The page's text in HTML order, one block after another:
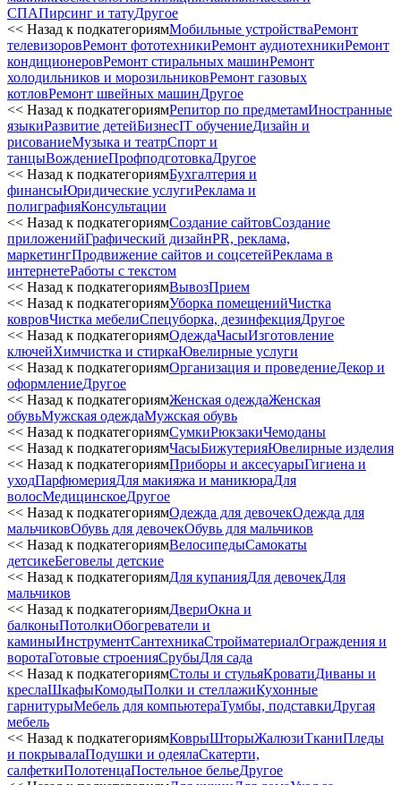
СПАПирсинг и татуДругое
<< Назад к подкатегориямМобильные устройстваРемонт
телевизоровРемонт фототехникиРемонт аудиотехникиРемонт
кондиционеровРемонт стиральных машинРемонт
холодильников и морозильниковРемонт газовых
котловРемонт швейных машинДругое
<< Назад к подкатегориямРепитор по предметамИностранные
языкиРазвитие детейБизнесIT обучениеДизайн и
рисованиеМузыка и театрСпорт и
танцыВождениеПрофподготовкаДругое
<< Назад к подкатегориямБухгалтерия и
финансыЮридические услугиРеклама и
полиграфияКонсультации
<< Назад к подкатегориямСоздание сайтовСоздание
приложенийГрафический дизайнPR, реклама,
маркетингПродвижение сайтов и соцсетейРеклама в
интернетеРаботы с текстом
<< Назад к подкатегориямВывозПрием
<< Назад к подкатегориямУборка помещенийЧистка
ковровЧистка мебелиСпецуборка, дезинфекцияДругое
<< Назад к подкатегориямОдеждаЧасыИзготовление
ключейХимчистка и стиркаЮвелирные услуги
<< Назад к подкатегориямОрганизация и проведениеДекор и
оформлениеДругое
<< Назад к подкатегориямЖенская одеждаЖенская
обувьМужская одеждаМужская обувь
<< Назад к подкатегориямСумкиРюкзакиЧемоданы
<< Назад к подкатегориямЧасыБижутерияЮвелирные изделия
<< Назад к подкатегориямПриборы и аксесуарыГигиена и
уходПарфюмерияДля макияжа и маникюраДля
волосМедицинскоеДругое
<< Назад к подкатегориямОдежда для девочекОдежда для
мальчиковОбувь для девочекОбувь для мальчиков
<< Назад к подкатегориямВелосипедыСамокаты
детсикеБеговелы детские
<< Назад к подкатегориямДля купанияДля девочекДля
мальчиков
<< Назад к подкатегориямДвериОкна и
балконыПотолкиОбогреватели и
каминыИнструментСантехникаСтройматериалОграждения и
воротаГотовые строенияСрубыДля сада
<< Назад к подкатегориямСтолы и стульяКроватиДиваны и
креслаШкафыКомодыПолки и стеллажиКухонные
гарнитурыМебель для компьютераТумбы, подставкиДругая
мебель
<< Назад к подкатегориямКоврыШторыЖалюзиТканиПледы
и покрывалаПодушки и одеялаСкатерти,
салфеткиПолотенцаПостельное бельеДругое